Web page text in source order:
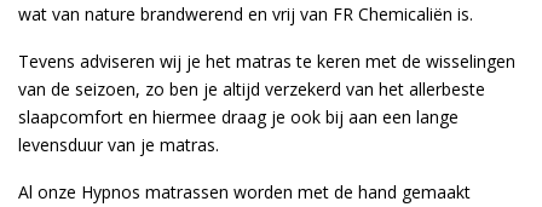
wat van nature brandwerend en vrij van FR Chemicaliën is.
Tevens adviseren wij je het matras te keren met de wisselingen
van de seizoen, zo ben je altijd verzekerd van het allerbeste
slaapcomfort en hiermee draag je ook bij aan een lange
levensduur van je matras.
Al onze Hypnos matrassen worden met de hand gemaakt